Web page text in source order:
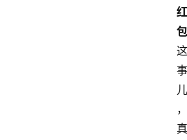
红
包
这
事
儿
，
真